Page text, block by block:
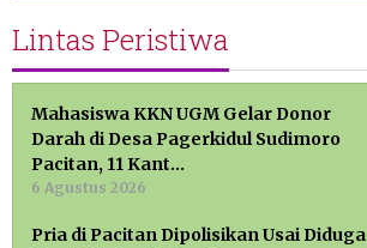
Lintas Peristiwa
Mahasiswa KKN UGM Gelar Donor
Darah di Desa Pagerkidul Sudimoro
Pacitan, 11 Kant…
6 Agustus 2026
Pria di Pacitan Dipolisikan Usai Diduga